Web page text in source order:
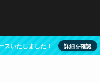
スいたしました！ 詳細を確認